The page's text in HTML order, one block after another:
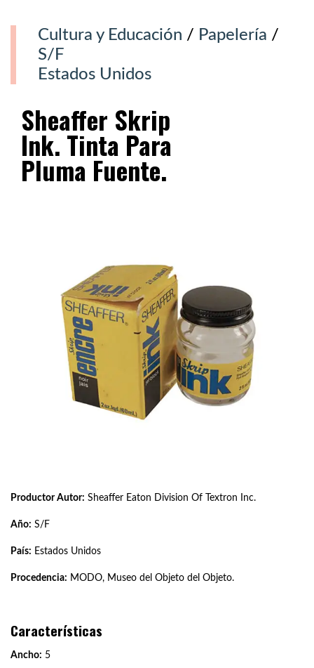
Cultura y Educación / Papelería /
S/F
Estados Unidos
Sheaffer Skrip
Ink. Tinta Para
Pluma Fuente.
Productor Autor: Sheaffer Eaton Division Of Textron Inc.
Año: S/F
País: Estados Unidos
Procedencia: MODO, Museo del Objeto del Objeto.
Características
Ancho: 5